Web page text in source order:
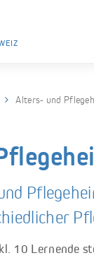
Alters- und
10 Lernende